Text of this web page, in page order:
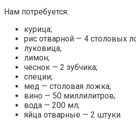
Нам потребуется:
курица;
рис отварной — 4 столовых
луковица;
лимон;
чеснок — 2 зубчика;
специи;
мед — столовая ложка;
вино — 50 миллилитров;
вода — 200 мл;
яйца отварные — 2 штуки.